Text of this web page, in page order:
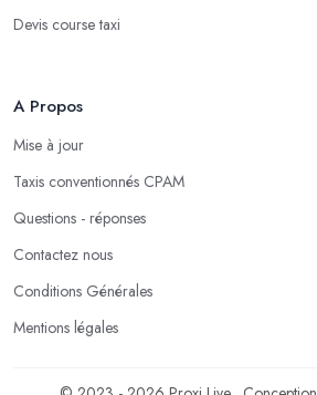
Devis course taxi
A Propos
Mise à jour
Taxis conventionnés CPAM
Questions - réponses
Contactez nous
Conditions Générales
Mentions légales